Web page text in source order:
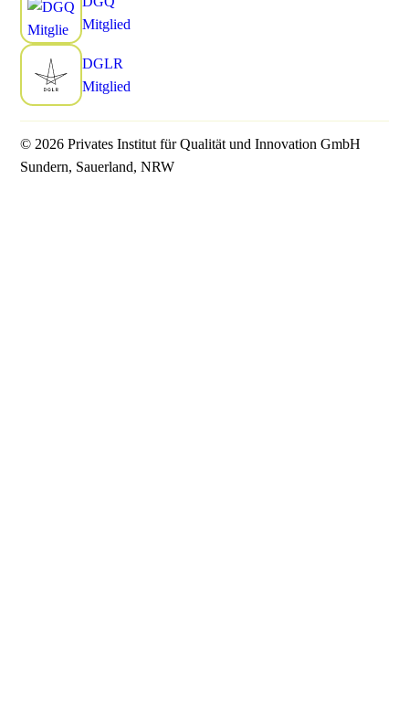
Mitglied
DGLR
Mitglied
© 2026 Privates Institut für Qualität und Innovation GmbH
Sundern, Sauerland, NRW